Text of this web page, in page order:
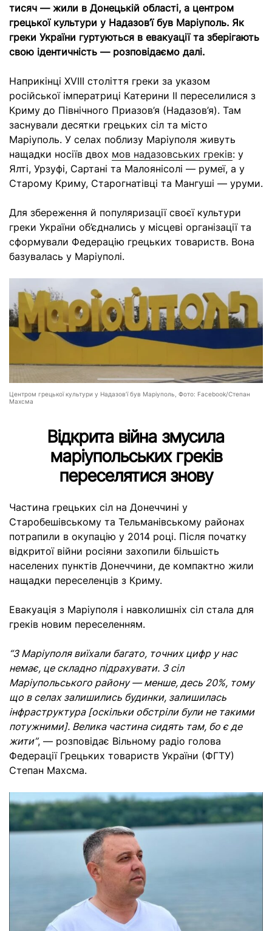
тисяч — жили в Донецькій області, а центром
грецької культури у Надазов’ї був Маріуполь. Як
греки України гуртуються в евакуації та зберігають
свою ідентичність — розповідаємо далі.
Наприкінці XVIII століття греки за указом
російської імператриці Катерини II переселилися з
Криму до Північного Приазов’я (Надазов’я). Там
заснували десятки грецьких сіл та місто
Маріуполь. У селах поблизу Маріуполя живуть
нащадки носіїв двох мов надазовських греків: у
Ялті, Урзуфі, Сартані та Малоянісолі — румеї, а у
Старому Криму, Старогнатівці та Мангуші — уруми.
Для збереження й популяризації своєї культури
греки України об’єднались у місцеві організації та
сформували Федерацію грецьких товариств. Вона
базувалась у Маріуполі.
Центром грецької культури у Надазов’ї був Маріуполь, Фото: Facebook/Степан
Махсма
Відкрита війна змусила
маріупольських греків
переселятися знову
Частина грецьких сіл на Донеччині у
Старобешівському та Тельманівському районах
потрапили в окупацію у 2014 році. Після початку
відкритої війни росіяни захопили більшість
населених пунктів Донеччини, де компактно жили
нащадки переселенців з Криму.
Евакуація з Маріуполя і навколишніх сіл стала для
греків новим переселенням.
“З Маріуполя виїхали багато, точних цифр у нас
немає, це складно підрахувати. З сіл
Маріупольського району — менше, десь 20%, тому
що в селах залишились будинки, залишилась
інфраструктура [оскільки обстріли були не такими
потужними]. Велика частина сидять там, бо є де
жити”, — розповідає Вільному радіо голова
Федерації Грецьких товариств України (ФГТУ)
Степан Махсма.